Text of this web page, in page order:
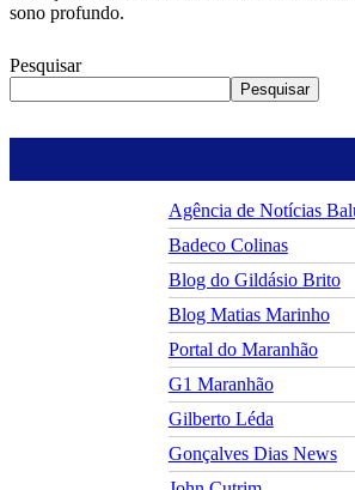
sono profundo.
Pesquisar
Pesquisar
Agência de Notícias
Badeco Colinas
Blog do Gildásio Brito
Blog Matias Marinho
Portal do Maranhão
G1 Maranhão
Gilberto Léda
Gonçalves Dias News